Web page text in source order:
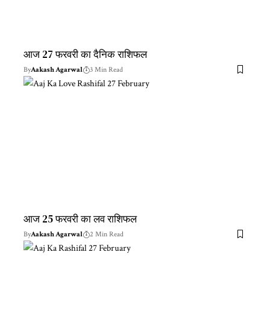
आज 27 फरवरी का दैनिक राशिफल
ByAakash Agarwal 3 Min Read
आज 25 फरवरी का लव राशिफल
ByAakash Agarwal 2 Min Read